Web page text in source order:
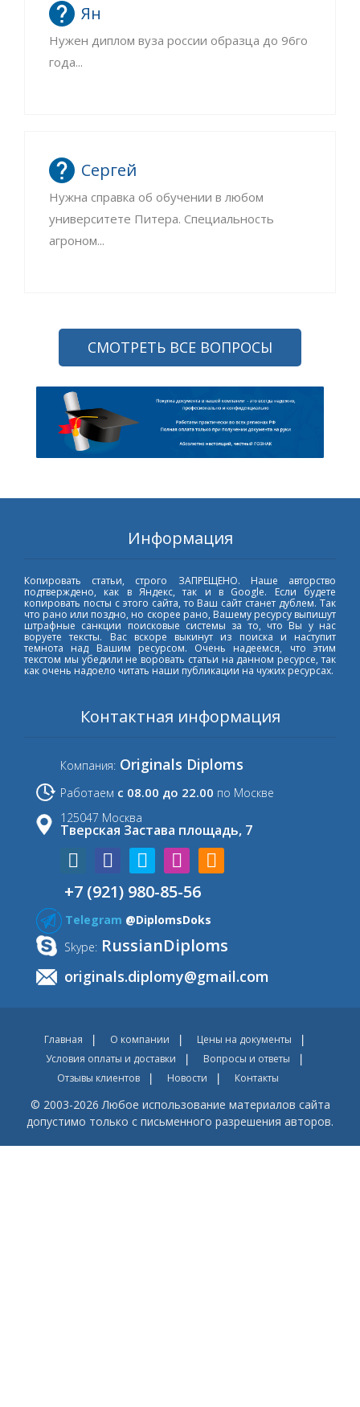
Ян
Нужен диплом вуза россии образца до 96го
года...
Сергей
Нужна справка об обучении в любом
университете Питера. Специальность
агроном...
СМОТРЕТЬ ВСЕ ВОПРОСЫ
Информация
Копировать статьи, строго ЗАПРЕЩЕНО. Наше авторство
подтверждено, как в Яндекс, так и в Google. Если будете
копировать посты с этого сайта, то Ваш сайт станет дублем. Так
что рано или поздно, но скорее рано, Вашему ресурсу выпишут
штрафные санкции поисковые системы за то, что Вы у нас
воруете тексты. Вас вскоре выкинут из поиска и наступит
темнота над Вашим ресурсом. Очень надеемся, что этим
текстом мы убедили не воровать статьи на данном ресурсе, так
как очень надоело читать наши публикации на чужих ресурсах.
Контактная информация
Компания: Originals Diploms
Работаем с 08.00 до 22.00 по Москве
125047 Москва
Тверская Застава площадь, 7
+7 (921) 980-85-56
Telegram @DiplomsDoks
Skype: RussianDiploms
originals.diplomy@gmail.com
Главная О компании
Цены на документы
Условия оплаты и доставки
Вопросы и ответы
Отзывы клиентов
Новости Контакты
© 2003-2026 Любое использование материалов сайта
допустимо только с письменного разрешения авторов.